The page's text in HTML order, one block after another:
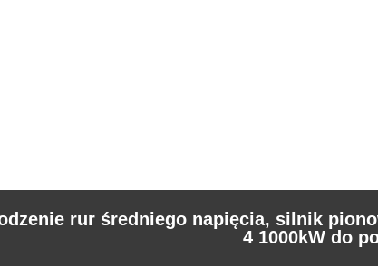
rur średniego napięcia, silnik
4 1000kW do